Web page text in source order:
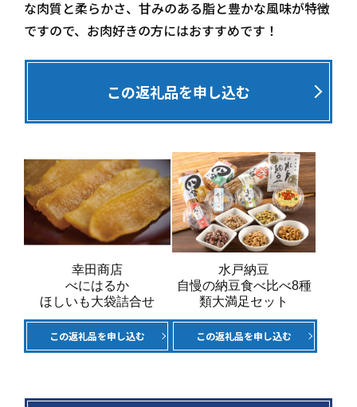
な肉質と柔らかさ、甘みのある脂と豊かな風味が特徴
ですので、お肉好きの方にはおすすめです！
この返礼品を申し込む
幸田商店
べにはるか
ほしいも大袋詰合せ
この返礼品を申し込む
水戸納豆
自慢の納豆食べ比べ8種
類大満足セット
この返礼品を申し込む